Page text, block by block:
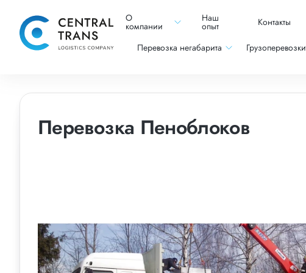
О
компании
Наш
опыт Контакты
Перевозка негабарита Грузоперевозки
Перевозка Пеноблоков